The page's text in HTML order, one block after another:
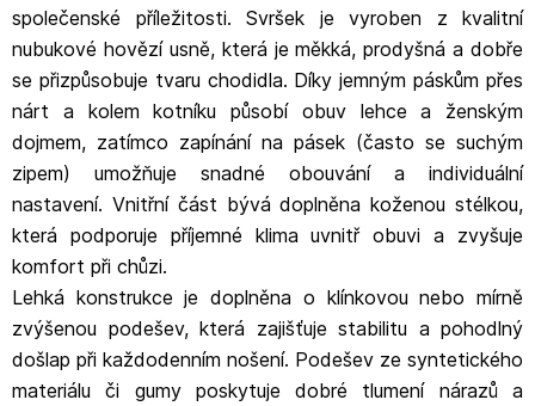
společenské příležitosti. Svršek je vyroben z kvalitní
nubukové hovězí usně, která je měkká, prodyšná a dobře
se přizpůsobuje tvaru chodidla. Díky jemným páskům přes
nárt a kolem kotníku působí obuv lehce a ženským
dojmem, zatímco zapínání na pásek (často se suchým
zipem) umožňuje snadné obouvání a individuální
nastavení. Vnitřní část bývá doplněna koženou stélkou,
která podporuje příjemné klima uvnitř obuvi a zvyšuje
komfort při chůzi.
Lehká konstrukce je doplněna o klínkovou nebo mírně
zvýšenou podešev, která zajišťuje stabilitu a pohodlný
došlap při každodenním nošení. Podešev ze syntetického
materiálu či gumy poskytuje dobré tlumení nárazů a